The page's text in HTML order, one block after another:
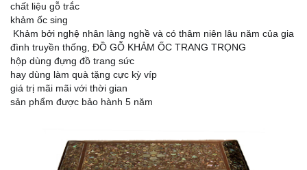
chất liệu gỗ trắc
khảm ốc sing
Khảm bởi nghệ nhân làng nghề và có thâm niên lâu năm của gia
đình truyền thống, ĐỒ GỖ KHẢM ỐC TRANG TRỌNG
hộp dùng đựng đồ trang sức
hay dùng làm quà tặng cực kỳ víp
giá trị mãi mãi với thời gian
sản phẩm được bảo hành 5 năm